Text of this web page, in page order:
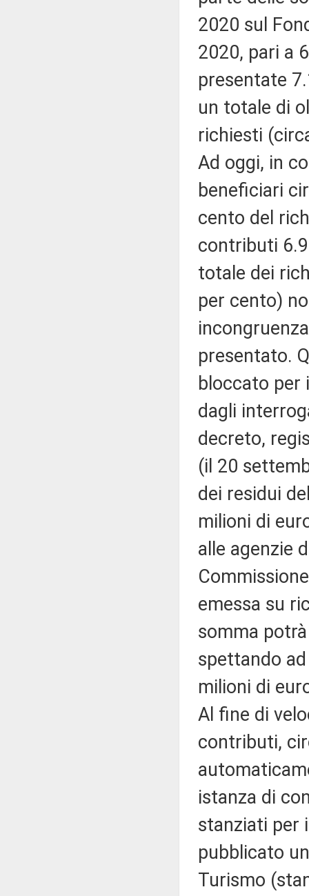
2020 sul
2020, pari a
presentate
un totale di
richiesti
Ad oggi, in
beneficiari
cento del
contributi
totale dei
per cento)
presentato.
bloccato per
dagli
decreto,
(il 20
dei residui
milioni di
alle agenzie
emessa su
somma
spettando
milioni di
Al fine di
contributi,
istanza di
stanziati per
pubblicato
Turismo